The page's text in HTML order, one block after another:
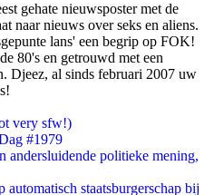
gehate nieuwsposter met de
naar nieuws over seks en aliens.
lans' een begrip op FOK!
80's en getrouwd met een
Djeez, al sinds februari 2007 uw
very sfw!)
#1979
andersluidende politieke mening,
staatsburgerschap bij